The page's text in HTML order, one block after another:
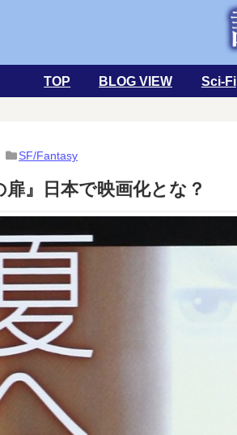
TOP BLOG VIEW Sci-Fi
SF/Fantasy
扉』日本で映画化とな？